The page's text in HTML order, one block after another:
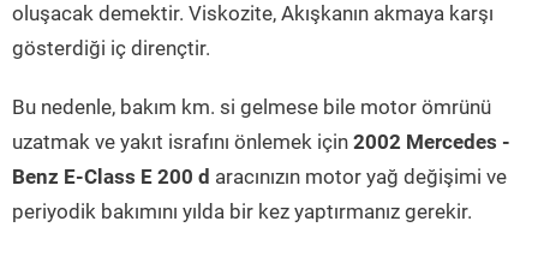
oluşacak demektir. Viskozite, Akışkanın akmaya karşı
gösterdiği iç dirençtir.
Bu nedenle, bakım km. si gelmese bile motor ömrünü
uzatmak ve yakıt israfını önlemek için 2002 Mercedes -
Benz E-Class E 200 d aracınızın motor yağ değişimi ve
periyodik bakımını yılda bir kez yaptırmanız gerekir.